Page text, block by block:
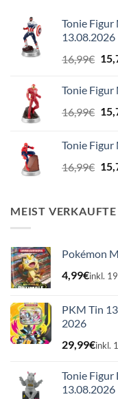
Tonie Figur
13.08.2026
16,99€
Tonie
16,99€
Preis
Tonie Figur
16,99€
Preis
MEIST
Pokémon
4,99€inkl.
PKM Tin
2026
29,99€inkl.
Tonie Figur
13.08.2026